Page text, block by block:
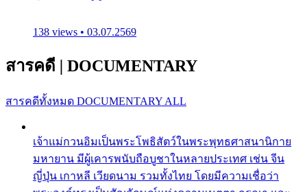
138 views • 03.07.2569
สารคดี | DOCUMENTARY
สารคดีทั้งหมด DOCUMENTARY ALL
เจ้าแม่กวนอิมเป็นพระโพธิสัตว์ในพระพุทธศาสนานิกาย
มหายาน มีผู้เคารพนับถือบูชาในหลายประเทศ เช่น จีน
ญี่ปุ่น เกาหลี เวียดนาม รวมทั้งไทย โดยมีความเชื่อว่า